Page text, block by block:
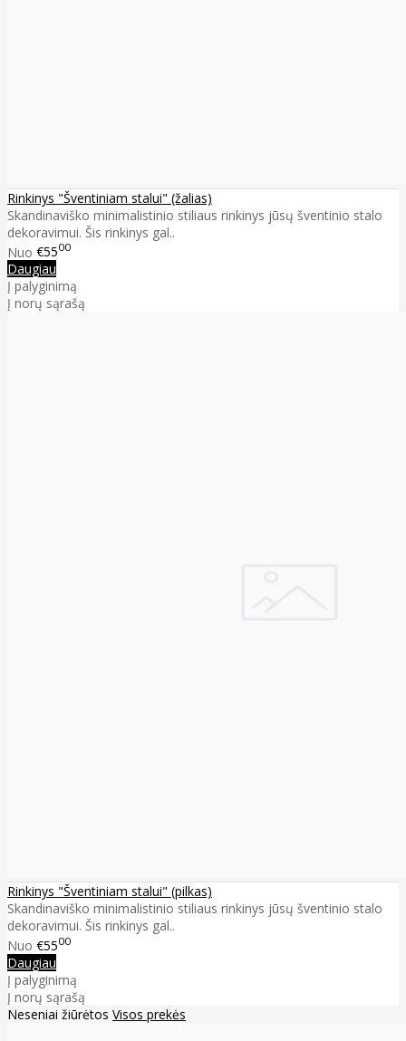
Rinkinys "Šventiniam stalui" (žalias)
Skandinaviško minimalistinio stiliaus rinkinys jūsų šventinio stalo
dekoravimui. Šis rinkinys gal..
Nuo €5500
Daugiau
Į palyginimą
Į norų sąrašą
Rinkinys "Šventiniam stalui" (pilkas)
Skandinaviško minimalistinio stiliaus rinkinys jūsų šventinio stalo
dekoravimui. Šis rinkinys gal..
Nuo €5500
Daugiau
Į palyginimą
Į norų sąrašą
Neseniai žiūrėtos Visos prekės